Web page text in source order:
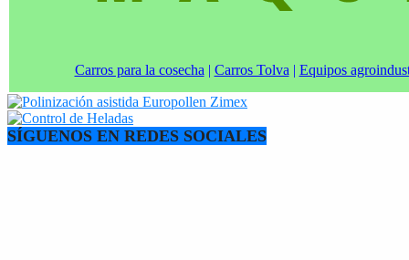
Carros para la cosecha | Carros Tolva | Equipos
SÍGUENOS EN REDES SOCIALES